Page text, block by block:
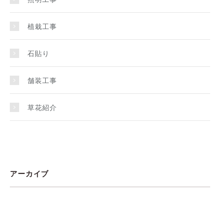
植栽工事
石貼り
舗装工事
草花紹介
アーカイブ